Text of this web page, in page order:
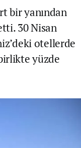
bir yanından
30 Nisan
otellerde
yüzde